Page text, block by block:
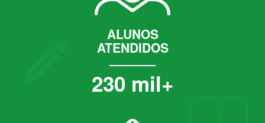
ALUNOS
ATENDIDOS
230 mil+